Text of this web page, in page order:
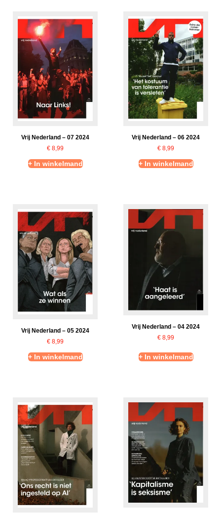
Vrij Nederland – 07 2024
€ 8,99
+ In winkelmand
Vrij Nederland – 06 2024
€ 8,99
+ In winkelmand
Vrij Nederland – 05 2024
€ 8,99
+ In winkelmand
Vrij Nederland – 04 2024
€ 8,99
+ In winkelmand